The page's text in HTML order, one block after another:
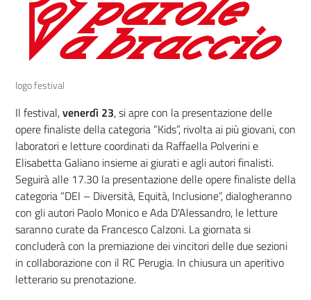
logo festival
Il festival,venerdì 23, si apre con la presentazione delle
opere finaliste della categoria “Kids”, rivolta ai più giovani, con
laboratori e letture coordinati da Raffaella Polverini e
Elisabetta Galiano insieme ai giurati e agli autori finalisti.
Seguirà alle 17.30 la presentazione delle opere finaliste della
categoria “DEI – Diversità, Equità, Inclusione”, dialogheranno
con gli autori Paolo Monico e Ada D'Alessandro, le letture
saranno curate da Francesco Calzoni. La giornata si
concluderà con la premiazione dei vincitori delle due sezioni
in collaborazione con il RC Perugia. In chiusura un aperitivo
letterario su prenotazione.